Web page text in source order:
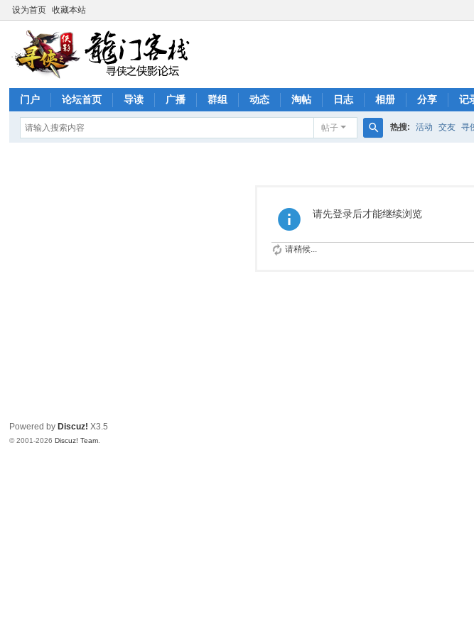
设为首页 收藏本站
门户 论坛首页 导读 广播 群组 动态 淘帖 日志 相册 分享 记
帖子 热搜: 活动 交友 寻
请先登录后才能继续浏览
请稍候...
Powered by Discuz! X3.5
© 2001-2026Discuz! Team